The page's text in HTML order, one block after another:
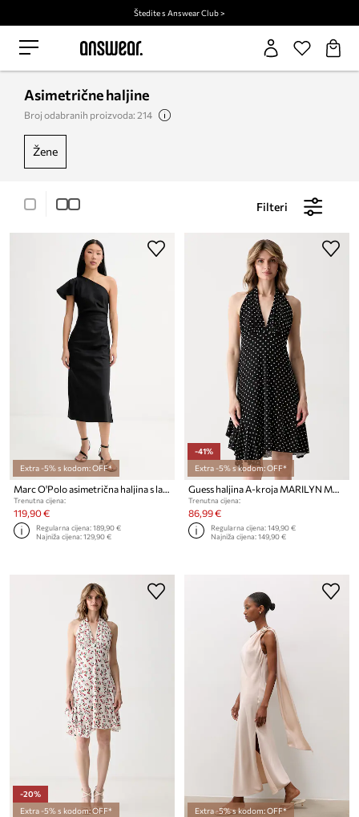
Štedite s Answear Club >
Asimetrične haljine
Broj odabranih proizvoda: 214
žene
Filteri
Extra -5% s kodom: OFF*
Marc O'Polo asimetrična haljina s lanom
Trenutna cijena:
119,90 €
Regularna cijena:189,90 €
Najniža cijena:129,90 €
-41%
Extra -5% s kodom: OFF*
Guess haljina A-kroja MARILYN MONROE
Trenutna cijena:
86,99 €
Regularna cijena:149,90 €
Najniža cijena:149,90 €
-20%
Extra -5% s kodom: OFF*
Extra -5% s kodom: OFF*